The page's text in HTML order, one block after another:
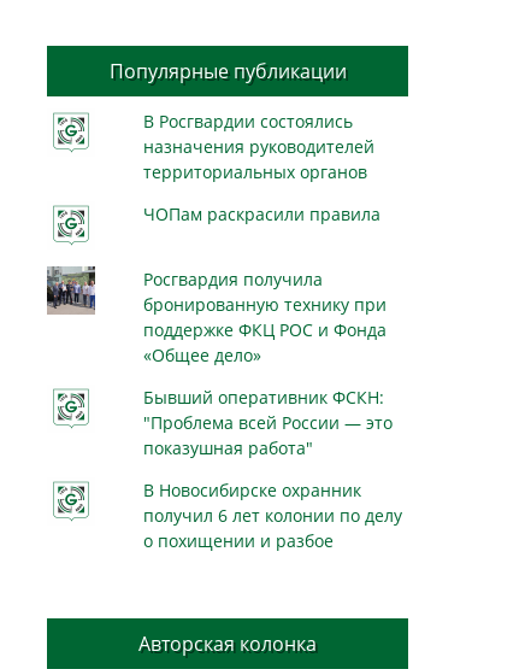
Популярные публикации
В Росгвардии состоялись
назначения руководителей
территориальных органов
ЧОПам раскрасили правила
Росгвардия получила
бронированную технику при
поддержке ФКЦ РОС и Фонда
«Общее дело»
Бывший оперативник ФСКН:
"Проблема всей России — это
показушная работа"
В Новосибирске охранник
получил 6 лет колонии по делу
о похищении и разбое
Авторская колонка